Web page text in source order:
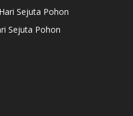
Sejuta Pohon
Sejuta Pohon